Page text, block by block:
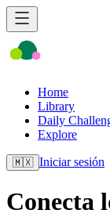
Home
Library
Daily
Explore
🇲🇽 Iniciar sesión
Conecta